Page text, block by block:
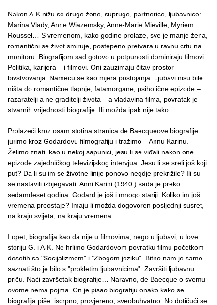
Nakon A-K nižu se druge žene, supruge, partnerice, ljubavnice:
Marina Vlady, Anne Wiazemsky, Anne-Marie Mieville, Myriem
Roussel… S vremenom, kako godine prolaze, sve je manje žena,
romantični se život smiruje, postepeno pretvara u ravnu crtu na
monitoru. Biografijom sad gotovo u potpunosti dominiraju filmovi.
Politika, karijera – i filmovi. Oni zauzimaju čitav prostor
bivstvovanja. Nameću se kao mjera postojanja. Ljubavi nisu bile
ništa do romantične tlapnje, fatamorgane, psihotične epizode –
razaratelji a ne graditelji života – a vladavina filma, povratak je
stvarnih vrijednosti biografije. Ili možda ipak nije tako…
Prolazeći kroz osam stotina stranica de Baecqueove biografije
jurimo kroz Godardovu filmografiju i tražimo – Annu Karinu.
Želimo znati, kao u nekoj sapunici, jesu li se viđali nakon one
epizode zajedničkog televizijskog intervjua. Jesu li se sreli još koji
put? Da li su im se životne linije ponovo negdje prekrižile? Ili su
se nastavili izbjegavati. Anni Karini (1940.) sada je preko
sedamdeset godina. Godard je još i mnogo stariji. Koliko im još
vremena preostaje? Imaju li možda dogovoren posljednji susret,
na kraju svijeta, na kraju vremena.
I opet, biografija kao da nije u filmovima, nego u ljubavi, u love
storiju G. i A-K. Ne hrlimo Godardovom povratku filmu početkom
desetih sa "Socijalizmom" i "Zbogom jeziku". Bitno nam je samo
saznati što je bilo s "prokletim ljubavnicima". Završiti ljubavnu
priču. Naći završetak biografije… Naravno, de Baecque o svemu
ovome nema pojma. On je pisao biografiju onako kako se
biografija piše: iscrpno, provjereno, sveobuhvatno. No dotičući se